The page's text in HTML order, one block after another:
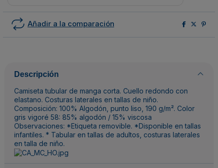
Añadir a la comparación
Descripción
Camiseta tubular de manga corta. Cuello redondo con
elastano. Costuras laterales en tallas de niño.
Composición: 100% Algodón, punto liso, 190 g/m². Color
gris vigoré 58: 85% algodón / 15% viscosa
Observaciones: *Etiqueta removible. *Disponible en tallas
infantiles. * Tabular en tallas de adultos, costuras laterales
en talla de niño.